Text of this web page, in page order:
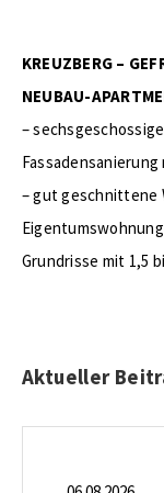
KREUZBERG –
NEUBAU-
–
– gut geschnittene
Grundrisse mit 1,5
Aktueller